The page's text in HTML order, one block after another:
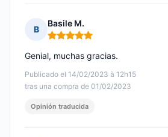
B
Basile M.
Nota: 5 de 5
Publicado el 14/02/2023 à 12h15
tras una compra de 01/02/2023
Genial, muchas gracias.
Opinión traducida